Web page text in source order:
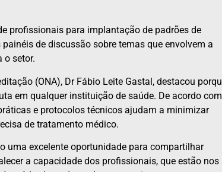
profissionais para implantação de padrões de
de discussão sobre temas que envolvem a
o setor.
(ONA), Dr Fábio Leite Gastal, destacou
em qualquer instituição de saúde. De acordo com
e protocolos técnicos ajudam a minimizar
de tratamento médico.
uma excelente oportunidade para compartilhar
a capacidade dos profissionais, que estão nos